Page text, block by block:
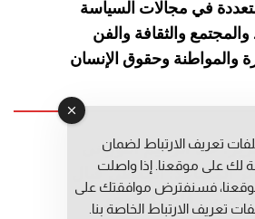
في مجالات السياسة
والمجتمع والثقافة والفن
والمواطنة وحقوق الإنسان
عبد الرحيم التوراني
المساعد: المعطي قبال
التحرير: فاطمة حوحو
تعريف الارتباط لضمان
لك على موقعنا. إذا واصلت
فسنفترض موافقتك على
تعريف الارتباط الخاصة بنا.